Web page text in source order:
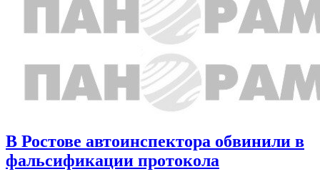
В Ростове автоинспектора обвинили в
фальсификации протокола